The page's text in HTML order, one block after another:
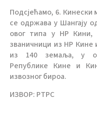
Подсјећамо, 6. Кинески
се одржава у Шангају
овог типа у НР Кини,
званичници из НР Кине
из 140 земаља, у
Републике Кине и
извозног бироа.
ИЗВОР: РТРС